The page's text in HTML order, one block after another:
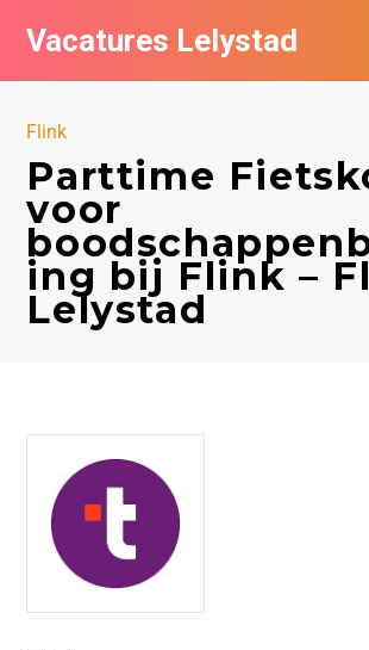
Vacatures Lelystad
Flink
Parttime
voor
ing bij Flink –
Lelystad
Vacatures per bedrijf in Lelystad
Nieuwsbrief feed